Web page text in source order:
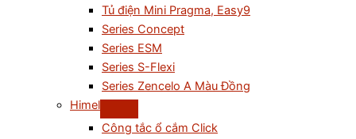
Tủ điện Mini Pragma, Easy9
Series Concept
Series ESM
Series S-Flexi
Series Zencelo A Màu Đồng
Himel
Công tắc ổ cắm Click